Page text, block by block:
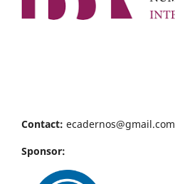
Contact: ecadernos@gmail.com
Sponsor: